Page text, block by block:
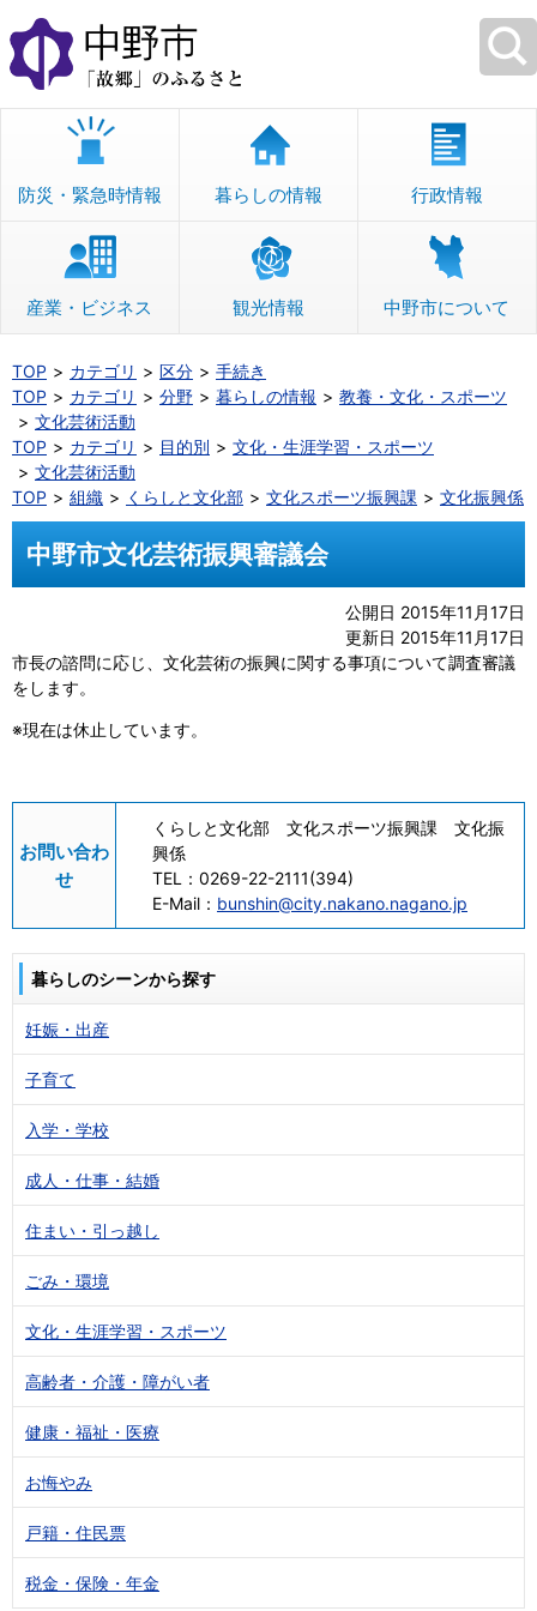
本
文
へ
移
防災・緊急時情報 暮らしの情報 行政情報
産業・ビジネス 観光情報 中野市について
TOP カテゴリ 区分
手続き
TOP
カテゴリ 分野 暮らしの情報
教養・文化・スポーツ
文化芸術活動
TOP
カテゴリ 目的別
文化・生涯学習・スポーツ
文化芸術活動
TOP
組織 くらしと文化部 文化スポーツ振興課 文化振興係
中野市文化芸術振興審議会
公開日 2015年11月17日
更新日 2015年11月17日
市長の諮問に応じ、文化芸術の振興に関する事項について調査審議
をします。
※現在は休止しています。
お問い合わ
せ
くらしと文化部 文化スポーツ振興課 文化振
興係
TEL： 0269-22-2111(394)
E-Mail： bunshin@city.nakano.nagano.jp
暮らしのシーンから探す
妊娠・出産
子育て
入学・学校
成人・仕事・結婚
住まい・引っ越し
ごみ・環境
文化・生涯学習・スポーツ
高齢者・介護・障がい者
健康・福祉・医療
お悔やみ
戸籍・住民票
税金・保険・年金